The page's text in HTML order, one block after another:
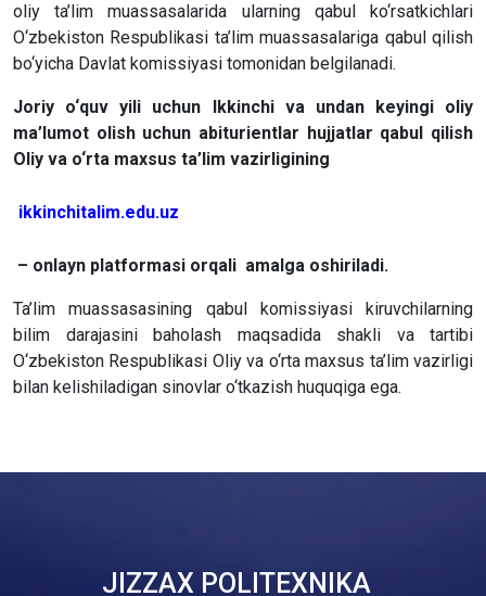
oliy ta’lim muassasalarida ularning qabul ko‘rsatkichlari
O‘zbekiston Respublikasi ta’lim muassasalariga qabul qilish
bo‘yicha Davlat komissiyasi tomonidan belgilanadi.
Joriy o‘quv yili uchun Ikkinchi va undan keyingi oliy
ma’lumot olish uchun abiturientlar hujjatlar qabul qilish
Oliy va o‘rta maxsus ta’lim vazirligining
ikkinchitalim.edu.uz
– onlayn platformasi orqali amalga oshiriladi.
Ta’lim muassasasining qabul komissiyasi kiruvchilarning
bilim darajasini baholash maqsadida shakli va tartibi
O‘zbekiston Respublikasi Oliy va o‘rta maxsus ta’lim vazirligi
bilan kelishiladigan sinovlar o‘tkazish huquqiga ega.
JIZZAX POLITEXNIKA